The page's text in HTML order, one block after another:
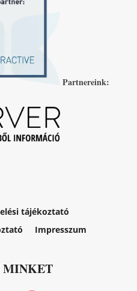
Partnereink:
tájékoztató
Impresszum
MINKET